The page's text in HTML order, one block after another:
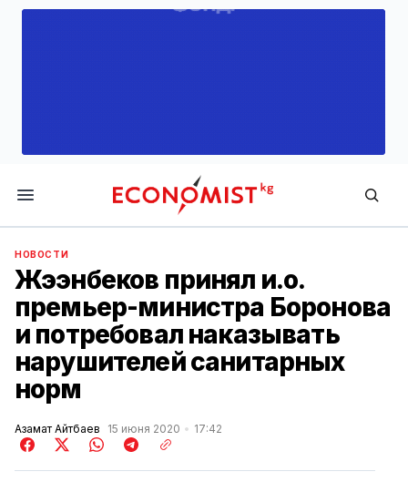
Economist.kg
НОВОСТИ
Жээнбеков принял и.о.
премьер-министра Боронова
и потребовал наказывать
нарушителей санитарных
норм
Азамат Айтбаев 15 июня 2020 17:42